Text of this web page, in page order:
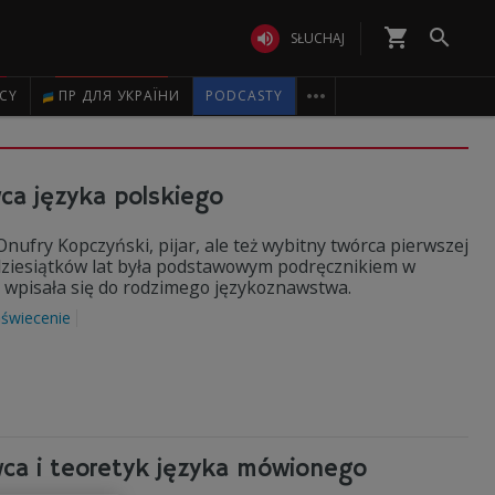
 SŁUCHAJ shopping_cart 
ПР ДЛЯ УКРАЇНИ PODCASTY 
języka polskiego
Kopczyński, pijar, ale też wybitny twórca pierwszej
lat była podstawowym podręcznikiem w
się do rodzimego językoznawstwa.
i teoretyk języka mówionego